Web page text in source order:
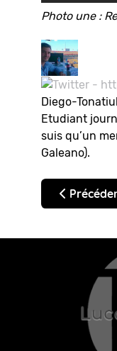
Photo une :
Diego-
Etudiant
suis qu’un
Galeano).
Article